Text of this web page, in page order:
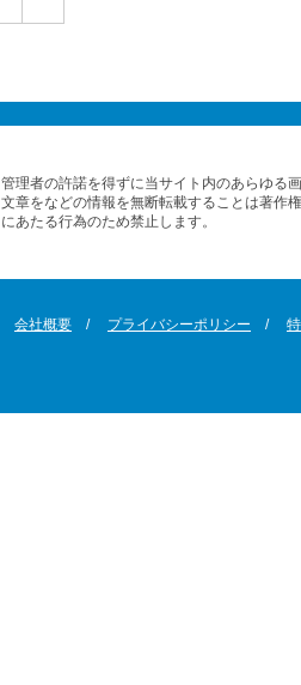
管理者の許諾を得ずに当サイト内のあらゆる
文章をなどの情報を無断転載することは著作
にあたる行為のため禁止します。
会社概要 プライバシーポリシー